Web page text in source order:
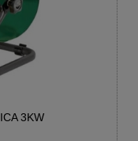
3KW